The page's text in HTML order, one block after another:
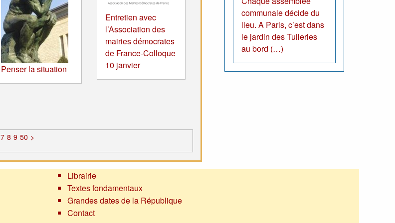
Penser la situation
Entretien avec
l’Association des
mairies démocrates
de France-Colloque
10 janvier
7 8 9 50 >
communale décide du
lieu. A Paris, c’est dans
le jardin des Tuileries
au bord (…)
Librairie
Textes fondamentaux
Grandes dates de la République
Contact